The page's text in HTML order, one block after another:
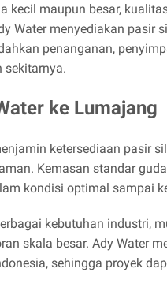
kecil maupun besar,
Water menyediakan pasir
penanganan,
sekitarnya.
ke Lumajang
ketersediaan pasir
Kemasan standar
kondisi optimal sampai
kebutuhan industri,
skala besar. Ady Water
sehingga proyek